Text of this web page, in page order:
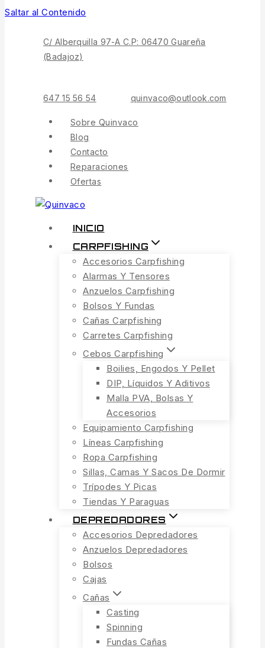
Saltar al Contenido
C/ Alberquilla 97-A C.P: 06470 Guareña
(Badajoz)
647 15 56 54 quinvaco@outlook.com
Sobre Quinvaco
Blog
Contacto
Reparaciones
Ofertas
INICIO
CARPFISHING
Accesorios Carpfishing
Alarmas Y Tensores
Anzuelos Carpfishing
Bolsos Y Fundas
Cañas Carpfishing
Carretes Carpfishing
Cebos Carpfishing
Boilies, Engodos Y Pellet
DIP, Líquidos Y Aditivos
Malla PVA, Bolsas Y
Accesorios
Equipamiento Carpfishing
Líneas Carpfishing
Ropa Carpfishing
Sillas, Camas Y Sacos De Dormir
Trípodes Y Picas
Tiendas Y Paraguas
DEPREDADORES
Accesorios Depredadores
Anzuelos Depredadores
Bolsos
Cajas
Cañas
Casting
Spinning
Fundas Cañas